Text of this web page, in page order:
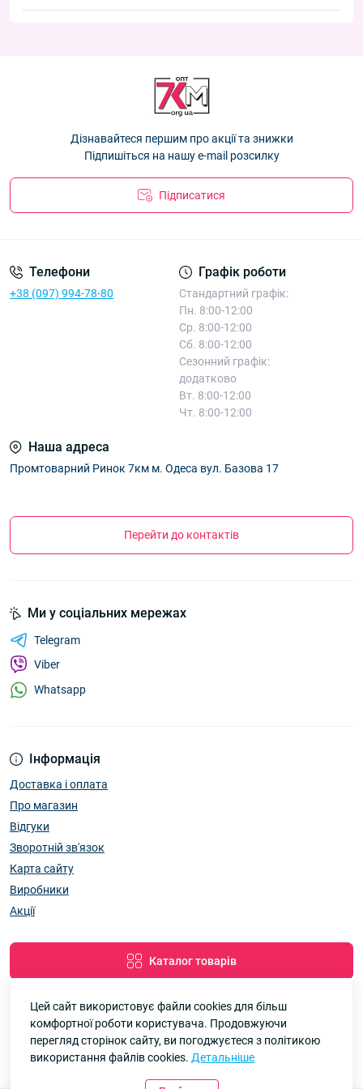
Рукавички жіночі подвійні з хутром Оптом "Акуратні" F6516—
Рукавички жіночі подвійні з хутром Оптом "Акуратні" F6516
Рукавиці жіночі подвійні "Saltery" Корона Оптом G7841
Дізнавайтеся першим про акції та знижки
Підпишіться на нашу e-mail розсилку
Підписатися
Телефони
+38 (097) 994-78-80
Графік роботи
Стандартний графік:
Пн. 8:00-12:00
Ср. 8:00-12:00
Сб. 8:00-12:00
Сезонний графік:
додатково
Вт. 8:00-12:00
Чт. 8:00-12:00
Наша адреса
Промтоварний Ринок 7км м. Одеса вул. Базова 17
Перейти до контактів
Інформація
Доставка і оплата
Про магазин
Відгуки
Зворотній зв'язок
Карта сайту
Виробники
Акції
Каталог товарів
Ми у соціальних мережах
Telegram
Viber
Whatsapp
7км Одеса — Одяг і аксесуари оптом © 2026
Рейтинг
Цей сайт використовує файли cookies для більш
комфортної роботи користувача. Продовжуючи
перегляд сторінок сайту, ви погоджуєтеся з політикою
використання файлів cookies. Детальніше